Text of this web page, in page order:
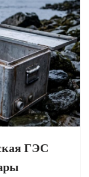
ГЭС